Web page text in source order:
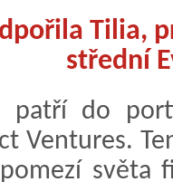
Tilia,
střední
patří do
Ventures.
světa